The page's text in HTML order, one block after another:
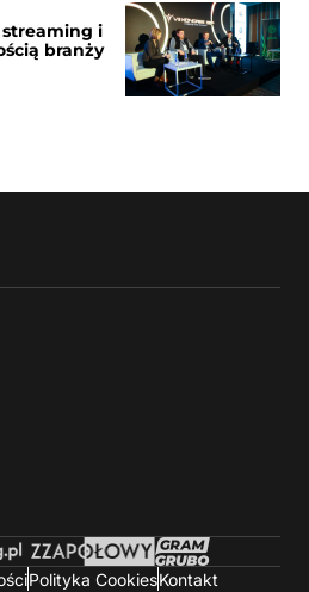
i
branży
Polityka CookiesKontakt